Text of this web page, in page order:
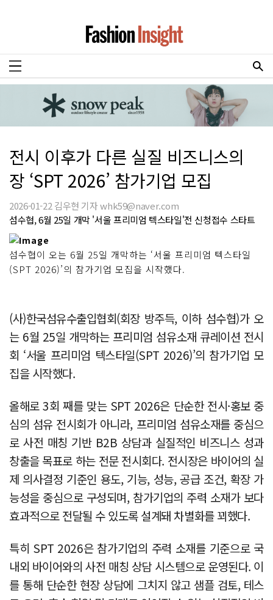
전시 이후가 다른 실질 비즈니스의
장 ‘SPT 2026’ 참가기업 모집
2026-01-22 김우현 기자 whk59@naver.com
섬수협, 6월 25일 개막 '서울 프리미엄 텍스타일'전 신청접수 스타트
섬수협이 오는 6월 25일 개막하는 ‘서울 프리미엄 텍스타일
(SPT 2026)’의 참가기업 모집을 시작했다.
(사)한국섬유수출입협회(회장 방주득, 이하 섬수협)가 오
는 6월 25일 개막하는 프리미엄 섬유소재 큐레이션 전시
회 ‘서울 프리미엄 텍스타일(SPT 2026)’의 참가기업 모
집을 시작했다.
올해로 3회 째를 맞는 SPT 2026은 단순한 전시·홍보 중
심의 섬유 전시회가 아니라, 프리미엄 섬유소재를 중심으
로 사전 매칭 기반 B2B 상담과 실질적인 비즈니스 성과
창출을 목표로 하는 전문 전시회다. 전시장은 바이어의 실
제 의사결정 기준인 용도, 기능, 성능, 공급 조건, 확장 가
능성을 중심으로 구성되며, 참가기업의 주력 소재가 보다
효과적으로 전달될 수 있도록 설계돼 차별화를 꾀했다.
특히 SPT 2026은 참가기업의 주력 소재를 기준으로 국
내외 바이어와의 사전 매칭 상담 시스템으로 운영된다. 이
를 통해 단순한 현장 상담에 그치지 않고 샘플 검토, 테스